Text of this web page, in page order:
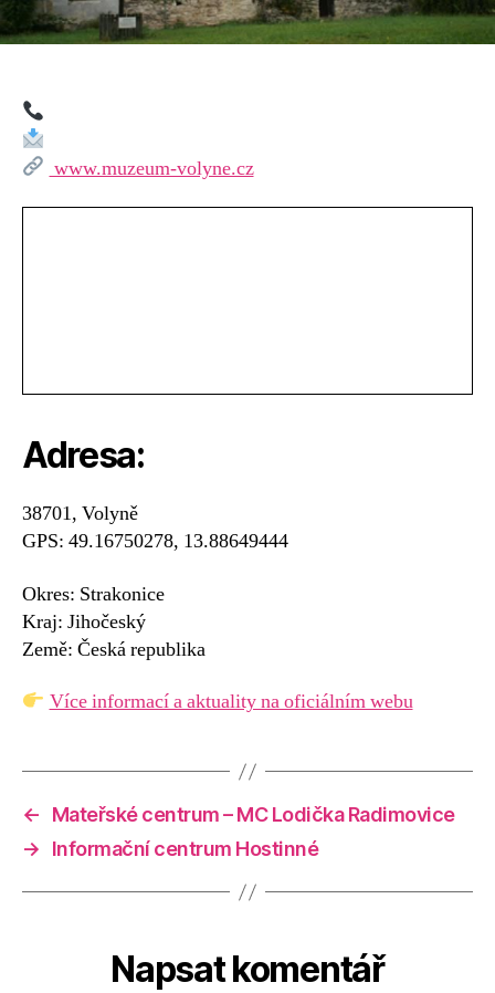
www.muzeum-volyne.cz
Adresa:
38701, Volyně
GPS: 49.16750278, 13.88649444
Okres: Strakonice
Kraj: Jihočeský
Země: Česká republika
Více informací a aktuality na oficiálním webu
←
Mateřské centrum – MC Lodička Radimovice
→
Informační centrum Hostinné
Napsat komentář